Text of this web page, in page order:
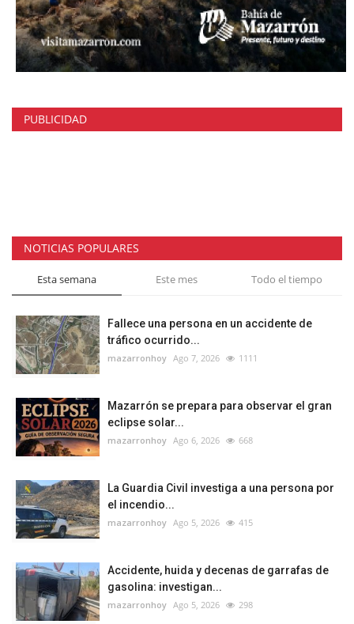
PUBLICIDAD
NOTICIAS POPULARES
Esta semana Este mes Todo el tiempo
Fallece una persona en un accidente de
tráfico ocurrido...
mazarronhoy Ago 7, 2026 1111
Mazarrón se prepara para observar el gran
eclipse solar...
mazarronhoy Ago 6, 2026 668
La Guardia Civil investiga a una persona por
el incendio...
mazarronhoy Ago 5, 2026 415
Accidente, huida y decenas de garrafas de
gasolina: investigan...
mazarronhoy Ago 5, 2026 298